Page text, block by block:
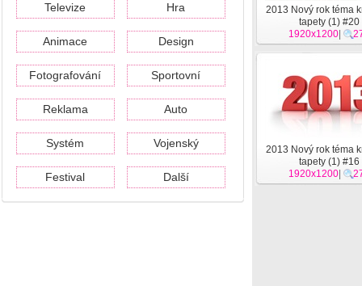
Televize Hra
Animace Design
Fotografování Sportovní
Reklama Auto
Systém Vojenský
Festival Další
2013 Nový rok téma
tapety (1) #20
1920x1200
2013 Nový rok téma
tapety (1) #16
1920x1200